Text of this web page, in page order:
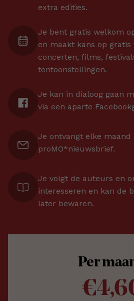
extra edities.
Je bent gratis welkom
en maakt kans op gratis
concerten, films,
tentoonstellingen.
Je kan in dialoog gaan
via een aparte
Je ontvangt elke maand
proMO*nieuwsbrief.
Je volgt de auteurs en
interesseren en kan de
later bewaren.
Per